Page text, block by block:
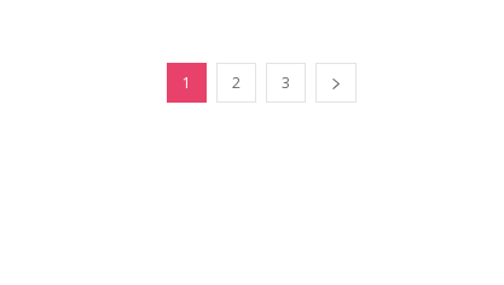
1 2 3